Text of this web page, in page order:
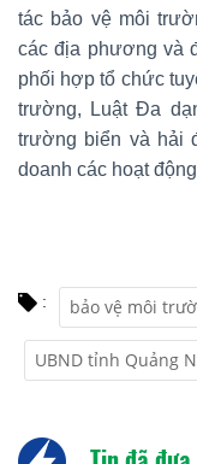
tác bảo vệ môi
các địa phương và
phối hợp tổ chức
trường, Luật Đa
trường biển và hải
doanh các hoạt
: bảo vệ môi
UBND tỉnh Quảng